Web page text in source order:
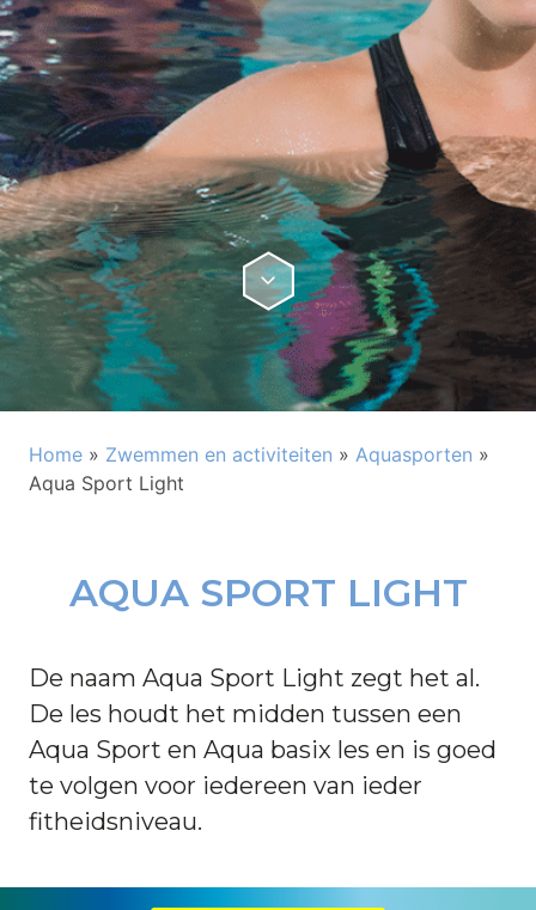
Home » Zwemmen en activiteiten » Aquasporten »
Aqua Sport Light
AQUA SPORT LIGHT
De naam Aqua Sport Light zegt het al.
De les houdt het midden tussen een
Aqua Sport en Aqua basix les en is goed
te volgen voor iedereen van ieder
fitheidsniveau.